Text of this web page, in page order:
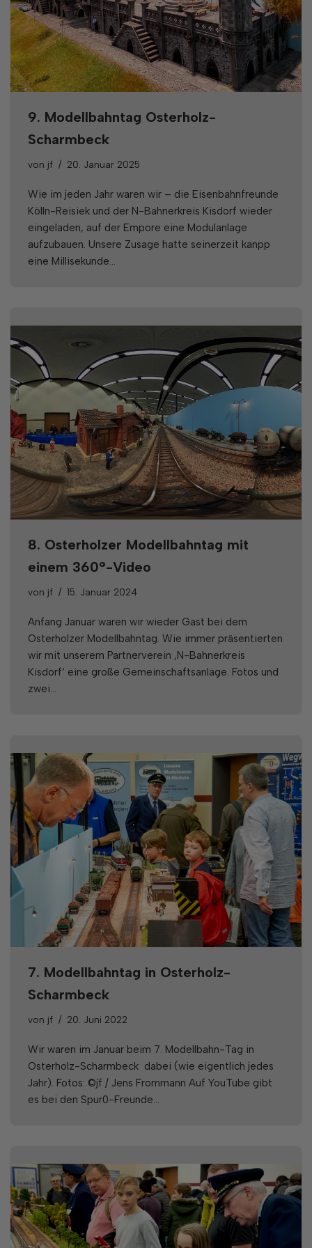
9. Modellbahntag Osterholz-
Scharmbeck
von jf 20. Januar 2025
Wie im jeden Jahr waren wir – die Eisenbahnfreunde
Kölln-Reisiek und der N-Bahnerkreis Kisdorf wieder
eingeladen, auf der Empore eine Modulanlage
aufzubauen. Unsere Zusage hatte seinerzeit kanpp
eine Millisekunde…
8. Osterholzer Modellbahntag mit
einem 360°-Video
von jf 15. Januar 2024
Anfang Januar waren wir wieder Gast bei dem
Osterholzer Modellbahntag. Wie immer präsentierten
wir mit unserem Partnerverein ‚N-Bahnerkreis
Kisdorf‘ eine große Gemeinschaftsanlage. Fotos und
zwei…
7. Modellbahntag in Osterholz-
Scharmbeck
von jf 20. Juni 2022
Wir waren im Januar beim 7. Modellbahn-Tag in
Osterholz-Scharmbeck dabei (wie eigentlich jedes
Jahr). Fotos: ©jf / Jens Frommann Auf YouTube gibt
es bei den Spur0-Freunde…